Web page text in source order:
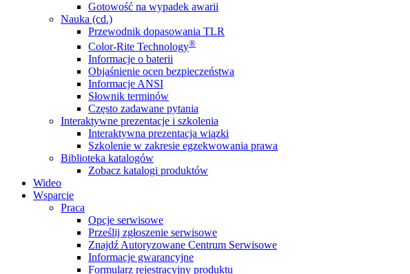
Gotowość na wypadek awarii
Nauka (cd.)
Przewodnik dopasowania TLR
Color-Rite Technology®
Informacje o baterii
Objaśnienie ocen bezpieczeństwa
Informacje ANSI
Słownik terminów
Często zadawane pytania
Interaktywne prezentacje i szkolenia
Interaktywna prezentacja wiązki
Szkolenie w zakresie egzekwowania prawa
Biblioteka katalogów
Zobacz katalogi produktów
Wideo
Wsparcie
Praca
Opcje serwisowe
Prześlij zgłoszenie serwisowe
Znajdź Autoryzowane Centrum Serwisowe
Informacje gwarancyjne
Formularz rejestracyjny produktu